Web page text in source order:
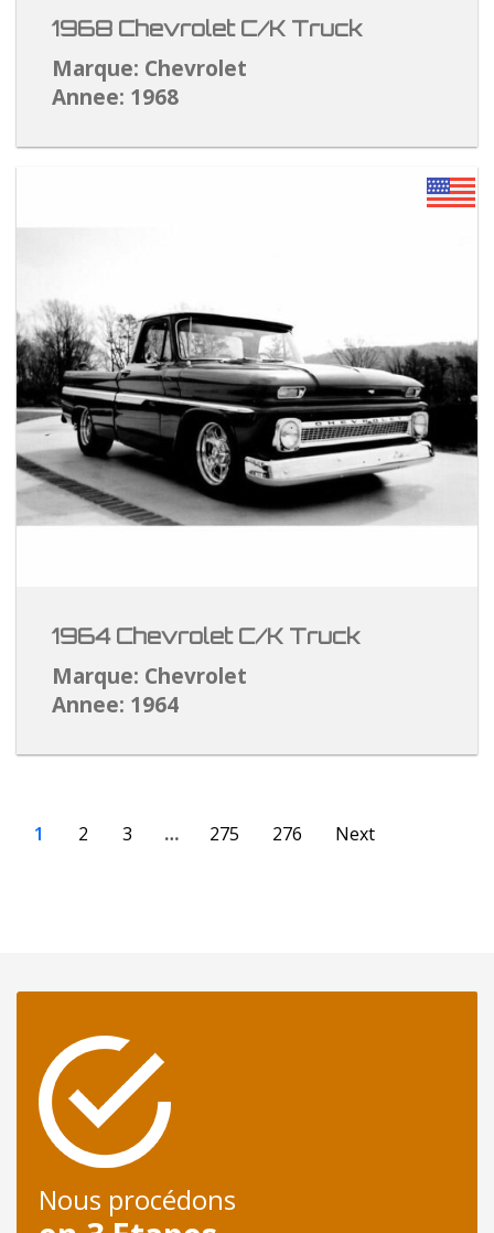
1968 Chevrolet C/K Truck
Marque: Chevrolet
Annee: 1968
1964 Chevrolet C/K Truck
Marque: Chevrolet
Annee: 1964
1 2 3 … 275 276 Next
Nous procédons